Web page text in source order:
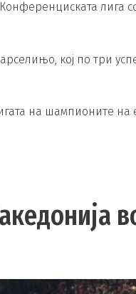
лига
кој по три
на шампионите на